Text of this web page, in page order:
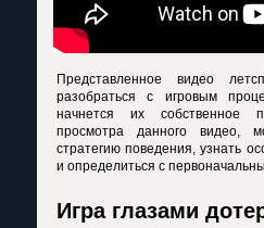
Представленное видео
разобраться с игровым
начнется их собственное
просмотра данного видео,
стратегию поведения, узнать
и определиться с
Игра глазами